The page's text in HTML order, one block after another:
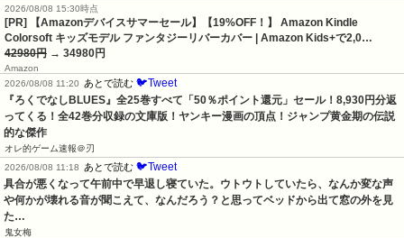
2026/08/08 15:30時点
[PR] 【Amazonデバイスサマーセール】【19%OFF！】 Amazon Kindle
Colorsoft キッズモデル ファンタジーリバーカバー | Amazon Kids+で2,0…
42980円 → 34980円
Amazon
2026/08/08 11:20
あとで読む 🐦Tweet
『ろくでなしBLUES』全25巻すべて「50％ポイント還元」セール！8,930円分返
ってくる！全42巻分収録の文庫版！ヤンキー漫画の頂点！ジャンプ黄金期の伝説
的な傑作
オレ的ゲーム速報＠刃
2026/08/08 11:18
あとで読む 🐦Tweet
具合が悪くなって午前中で早退し寝ていた。ウトウトしていたら、なんか変な声
や何かが壊れる音が聞こえて、なんだろう？と思ってベッドから出て窓の外を見
た…
鬼女梅